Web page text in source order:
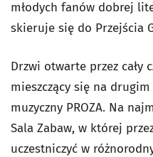
młodych fanów dobrej
skieruje się do Przejścia
Drzwi otwarte przez cały
mieszczący się na
muzyczny PROZA. Na
Sala Zabaw, w której
uczestniczyć w